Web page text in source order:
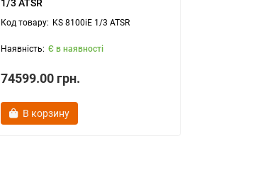
1/3 ATSR
KS 8100iE 1/3 ATSR
Є в наявності
74599.00 грн.
В корзину